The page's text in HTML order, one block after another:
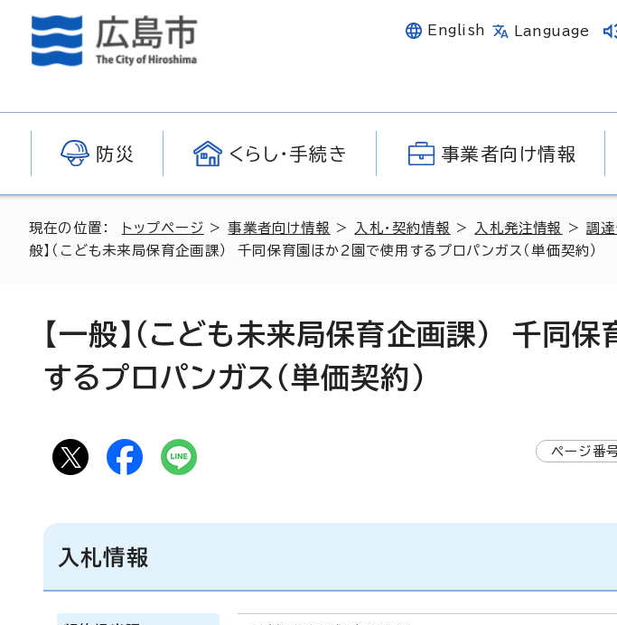
English Language
防災 くらし・手続き 事業者向け情報
現在の位置： トップページ >事業者向け情報 > 入札・契約情報 > 入札発注情報 >調
般】（こども未来局保育企画課） 千同保育園ほか2園で使用するプロパンガス（単価契約）
【一般】（こども未来局保育企画課） 千同
するプロパンガス（単価契約）
ページ番
入札情報